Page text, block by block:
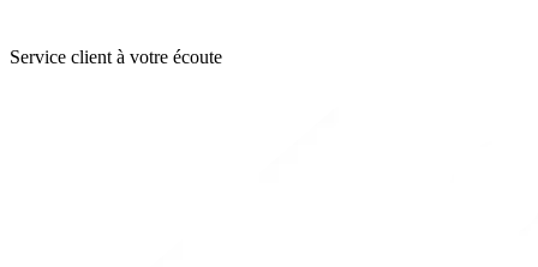
Service client à votre écoute